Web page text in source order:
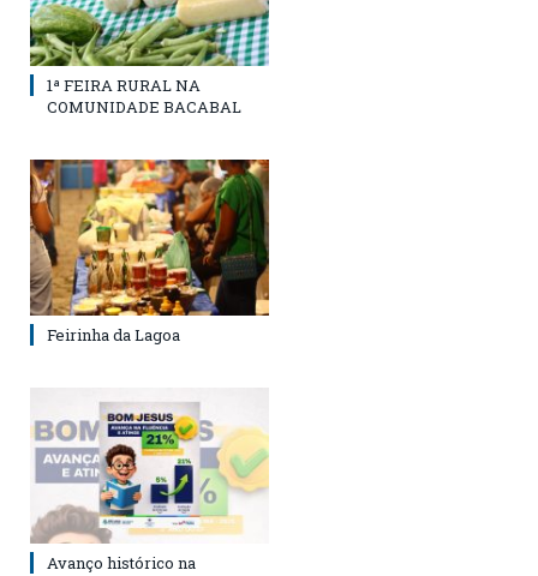
1ª FEIRA RURAL NA
COMUNIDADE BACABAL
Feirinha da Lagoa
Avanço histórico na